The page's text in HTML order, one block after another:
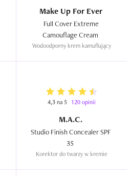
Make Up For Ever
Full Cover Extreme
Wodoodporny krem kamuflujący
4,3 na 5 120 opinii
M.A.C.
Studio Finish Concealer SPF
Korektor do twarzy w kremie